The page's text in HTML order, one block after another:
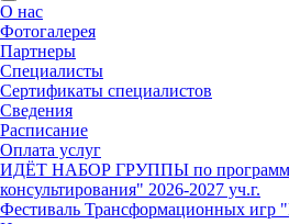
О нас
Фотогалерея
Партнеры
Специалисты
Сертификаты специалистов
Сведения
Расписание
Оплата услуг
ИДЁТ НАБОР ГРУППЫ по
консультирования" 2026-2027 уч.г.
Фестиваль Трансформационных игр